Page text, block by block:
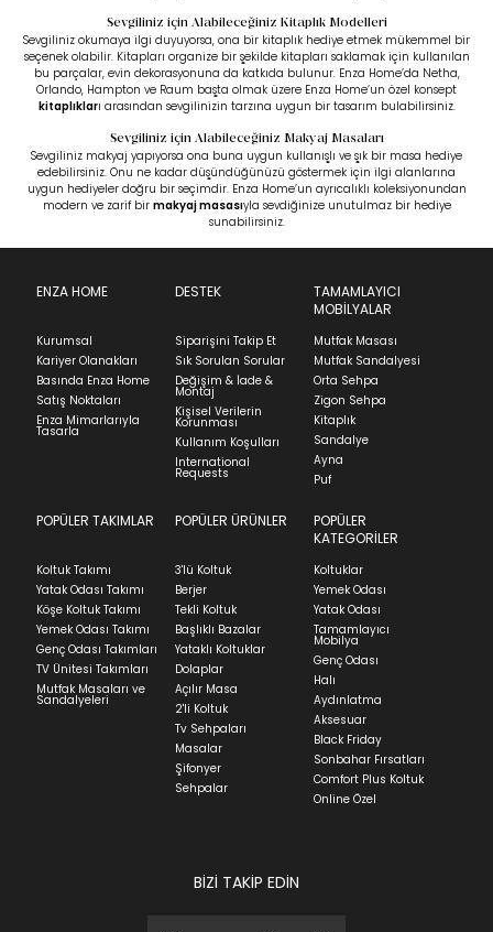
Sevgiliniz için Alabileceğiniz Kitaplık Modelleri
Sevgiliniz okumaya ilgi duyuyorsa, ona bir kitaplık hediye etmek mükemmel bir
seçenek olabilir. Kitapları organize bir şekilde kitapları saklamak için kullanılan
bu parçalar, evin dekorasyonuna da katkıda bulunur. Enza Home’da Netha,
Orlando, Hampton ve Raum başta olmak üzere Enza Home’un özel konsept
kitaplıkları arasından sevgilinizin tarzına uygun bir tasarım bulabilirsiniz.
Sevgiliniz için Alabileceğiniz Makyaj Masaları
Sevgiliniz makyaj yapıyorsa ona buna uygun kullanışlı ve şık bir masa hediye
edebilirsiniz. Onu ne kadar düşündüğünüzü göstermek için ilgi alanlarına
uygun hediyeler doğru bir seçimdir. Enza Home’un ayrıcalıklı koleksiyonundan
modern ve zarif bir makyaj masasıyla sevdiğinize unutulmaz bir hediye
sunabilirsiniz.
ENZA HOME
Kurumsal
Kariyer Olanakları
Basında Enza Home
Satış Noktaları
Enza Mimarlarıyla
Tasarla
DESTEK
Siparişini Takip Et
Sık Sorulan Sorular
Değişim & İade &
Montaj
Kişisel Verilerin
Korunması
Kullanım Koşulları
International
Requests
TAMAMLAYICI
MOBİLYALAR
Mutfak Masası
Mutfak Sandalyesi
Orta Sehpa
Zigon Sehpa
Kitaplık
Sandalye
Ayna
Puf
POPÜLER TAKIMLAR
Koltuk Takımı
Yatak Odası Takımı
Köşe Koltuk Takımı
Yemek Odası Takımı
Genç Odası Takımları
TV Ünitesi Takımları
Mutfak Masaları ve
Sandalyeleri
POPÜLER ÜRÜNLER
3'lü Koltuk
Berjer
Tekli Koltuk
Başlıklı Bazalar
Yataklı Koltuklar
Dolaplar
Açılır Masa
2'li Koltuk
Tv Sehpaları
Masalar
Şifonyer
Sehpalar
POPÜLER
KATEGORİLER
Koltuklar
Yemek Odası
Yatak Odası
Tamamlayıcı
Mobilya
Genç Odası
Halı
Aydınlatma
Aksesuar
Black Friday
Sonbahar Fırsatları
Comfort Plus Koltuk
Online Özel
BİZİ TAKİP EDİN